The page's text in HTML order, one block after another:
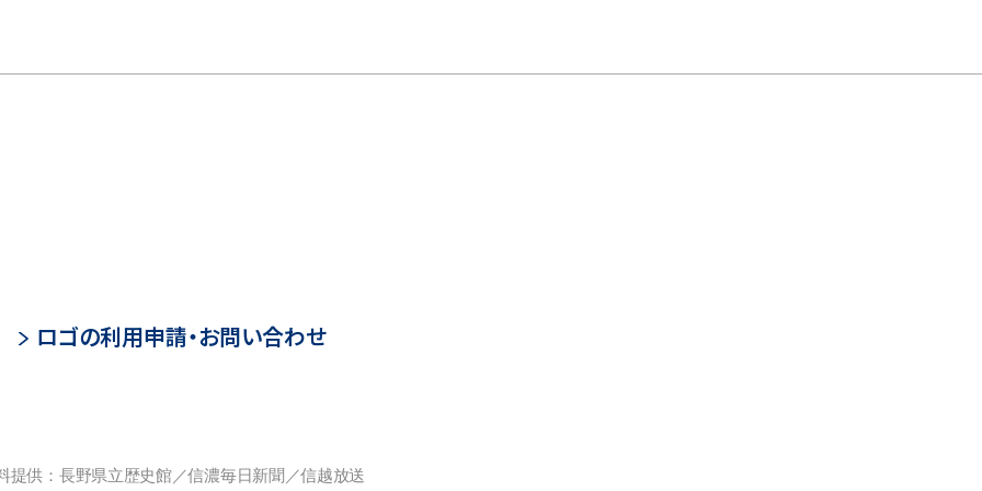
ロゴの利用申請・お問い合わせ
提供：長野県立歴史館／信濃毎日新聞／信越放送